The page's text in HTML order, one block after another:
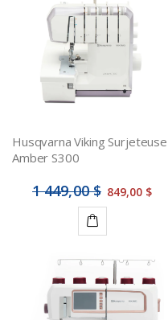
panier
Husqvarna Viking Surjeteuse
Amber S300
1 449,00 $ 849,00 $
panier